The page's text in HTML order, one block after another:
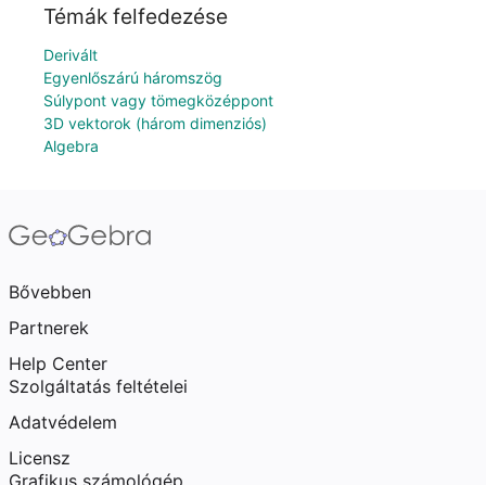
Témák felfedezése
Derivált
Egyenlőszárú háromszög
Súlypont vagy tömegközéppont
3D vektorok (három dimenziós)
Algebra
Bővebben
Partnerek
Help Center
Szolgáltatás feltételei
Adatvédelem
Licensz
Grafikus számológép